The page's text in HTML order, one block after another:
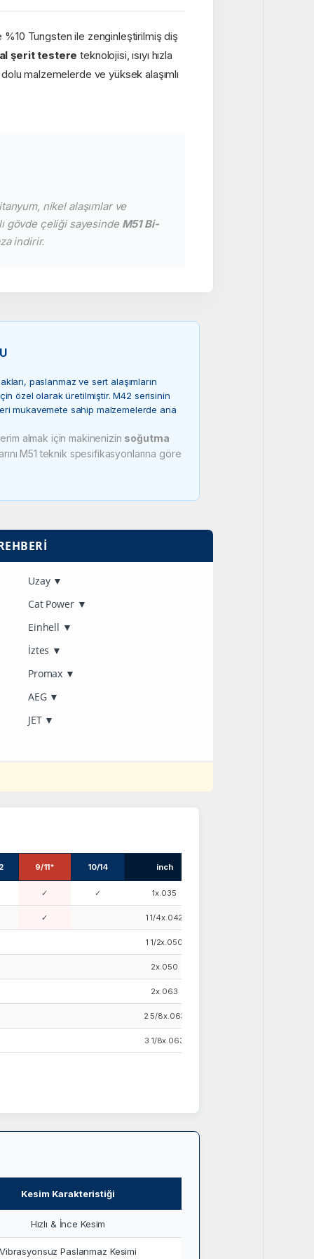
%10 Tungsten ile zenginleştirilmiş diş
şerit testere teknolojisi, ısıyı hızla
malzemelerde ve yüksek alaşımlı
nikel alaşımlar ve
gövde çeliği sayesinde M51 Bi-
indirir.
paslanmaz ve sert alaşımların
özel olarak üretilmiştir. M42 serisinin
mukavemete sahip malzemelerde ana
almak için makinenizin soğutma
M51 teknik spesifikasyonlarına göre
Uzay ▼
Cat Power ▼
Einhell ▼
İztes ▼
Promax ▼
AEG ▼
JET ▼
9/11* 10/14 inch
✓ ✓ 1x.035
✓ 1 1/4x.042
1 1/2x.050
2x.050
2x.063
2 5/8x.063
3 1/8x.063
Kesim Karakteristiği
Hızlı & İnce Kesim
Vibrasyonsuz Paslanmaz Kesimi